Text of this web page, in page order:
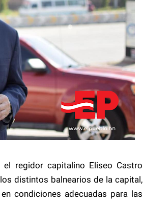
regidor capitalino Eliseo Castro
distintos balnearios de la capital,
condiciones adecuadas para las